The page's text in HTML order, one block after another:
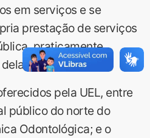
em serviços e se
prestação de serviços
praticamente
pela UEL, entre
público do norte do
Odontológica; e o